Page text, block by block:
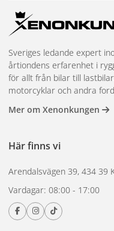
Sveriges ledande expert
årtiondens erfarenhet i
för allt från bilar till
motorcyklar och andra
Mer om Xenonkungen
Här finns vi
Arendalsvägen 39, 434 39
Vardagar: 08:00 - 17:00